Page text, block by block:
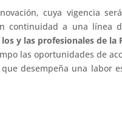
cuya vigencia
continuidad a una línea
y las profesionales de la
las oportunidades de
desempeña una labor